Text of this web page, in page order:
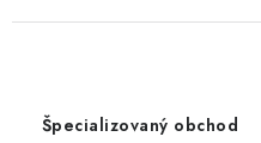
Špecializovaný obchod